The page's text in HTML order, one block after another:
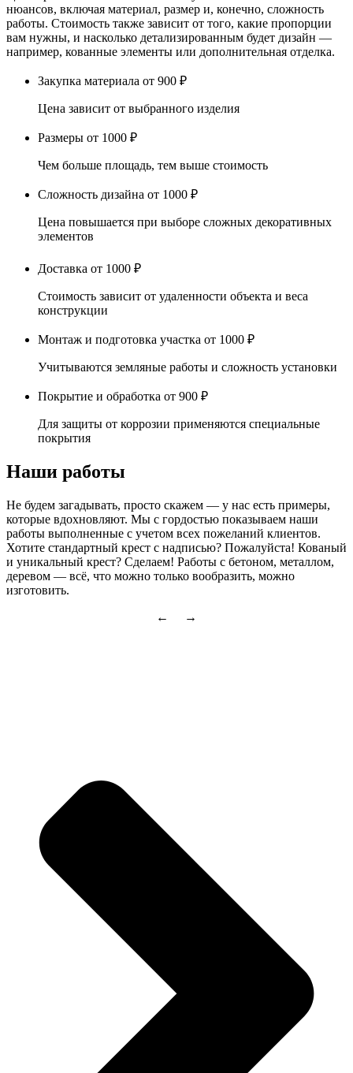
нюансов, включая материал, размер и, конечно, сложность
работы. Стоимость также зависит от того, какие пропорции
вам нужны, и насколько детализированным будет дизайн —
например, кованные элементы или дополнительная отделка.
Закупка материала от 900 ₽
Цена зависит от выбранного изделия
Размеры от 1000 ₽
Чем больше площадь, тем выше стоимость
Сложность дизайна от 1000 ₽
Цена повышается при выборе сложных декоративных
элементов
Доставка от 1000 ₽
Стоимость зависит от удаленности объекта и веса
конструкции
Монтаж и подготовка участка от 1000 ₽
Учитываются земляные работы и сложность установки
Покрытие и обработка от 900 ₽
Для защиты от коррозии применяются специальные
покрытия
Наши работы
Не будем загадывать, просто скажем — у нас есть примеры,
которые вдохновляют. Мы с гордостью показываем наши
работы выполненные с учетом всех пожеланий клиентов.
Хотите стандартный крест с надписью? Пожалуйста! Кованый
и уникальный крест? Сделаем! Работы с бетоном, металлом,
деревом — всё, что можно только вообразить, можно
изготовить.
← →